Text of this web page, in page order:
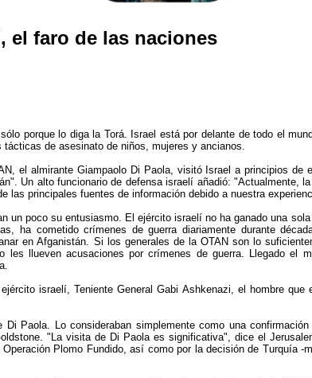
el faro de las naciones
porque lo diga la Torá. Israel está por delante de todo el
de asesinato de niños, mujeres y ancianos.
el almirante Giampaolo Di Paola, visitó Israel a principios
Un alto funcionario de defensa israelí añadió: "Actualmente,
principales fuentes de información debido a nuestra
poco su entusiasmo. El ejército israelí no ha ganado una
ha cometido crímenes de guerra diariamente durante
en Afganistán. Si los generales de la OTAN son lo
llueven acusaciones por crímenes de guerra. Llegado el
israelí, Teniente General Gabi Ashkenazi, el hombre que
Paola. Lo consideraban simplemente como una
"La visita de Di Paola es significativa", dice el
Plomo Fundido, así como por la decisión de Turquía -